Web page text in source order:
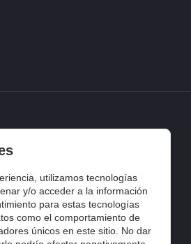
utilizamos tecnologías
y/o acceder a la información
para estas tecnologías
como el comportamiento de
únicos en este sitio. No dar